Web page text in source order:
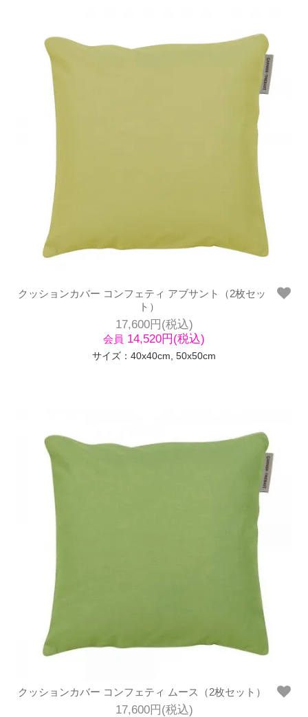
クッションカバー コンフェティ アブサント（2枚セッ
ト）
17,600円(税込)
会員 14,520円(税込)
サイズ：40x40cm, 50x50cm
クッションカバー コンフェティ ムース（2枚セット）
17,600円(税込)